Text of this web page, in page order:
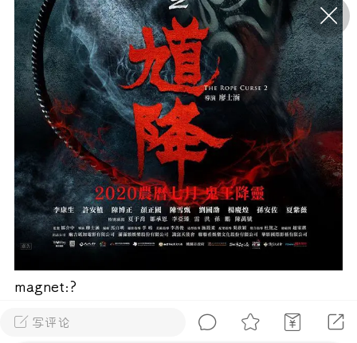
177
P站美图推荐——条纹过膝袜（二）
隐藏
P站美图推荐——紫发特辑
隐藏
写评论
magnet:?
157c40a9602&dn=%e9%98%b3%e5%85%89%e7